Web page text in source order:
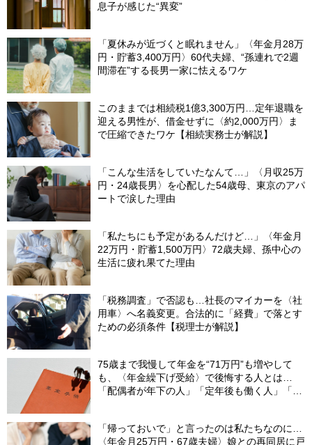
息子が感じた“異変”
「夏休みが近づくと眠れません」〈年金月28万
円・貯蓄3,400万円〉60代夫婦、“孫連れで2週
間滞在”する長男一家に怯えるワケ
このままでは相続税1億3,300万円…定年退職を
迎える男性が、借金せずに〈約2,000万円〉ま
で圧縮できたワケ【相続実務士が解説】
「こんな生活をしていたなんて…」〈月収25万
円・24歳長男〉を心配した54歳母、東京のアパ
ートで涙した理由
「私たちにも予定があるんだけど…」〈年金月
22万円・貯蓄1,500万円〉72歳夫婦、孫中心の
生活に疲れ果てた理由
「税務調査」で否認も…社長のマイカーを〈社
用車〉へ名義変更。合法的に「経費」で落とす
ための必須条件【税理士が解説】
75歳まで我慢して年金を“71万円”も増やして
も、〈年金繰下げ受給〉で後悔する人とは…
「配偶者が年下の人」「定年後も働く人」「特
「帰っておいで」と言ったのは私たちなのに…
〈年金月25万円・67歳夫婦〉娘との再同居に戸